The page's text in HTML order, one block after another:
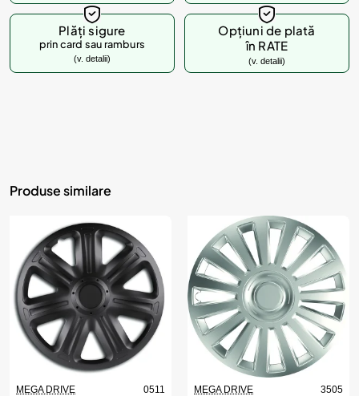
Plăți sigure
prin card sau ramburs
(v. detalii)
Opțiuni de plată
în RATE
(v. detalii)
Produse similare
MEGA DRIVE 0511 MEGA DRIVE 3505